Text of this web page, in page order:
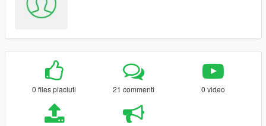
0 files piaciuti 21 commenti 0 video